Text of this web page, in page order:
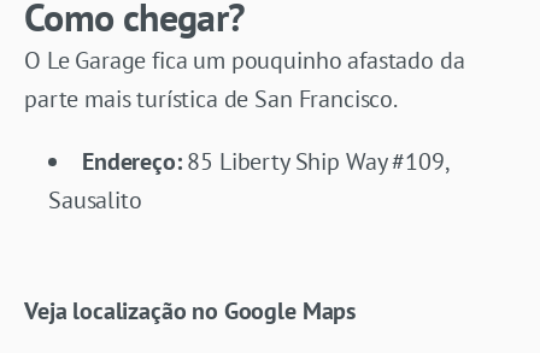
Como chegar?
O Le Garage fica um pouquinho afastado da
parte mais turística de San Francisco.
Endereço:85 Liberty Ship Way #109,
Sausalito
Veja localização no Google Maps